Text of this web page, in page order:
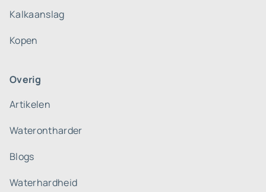
Kalkaanslag
Kopen
Overig
Artikelen
Waterontharder
Blogs
Waterhardheid